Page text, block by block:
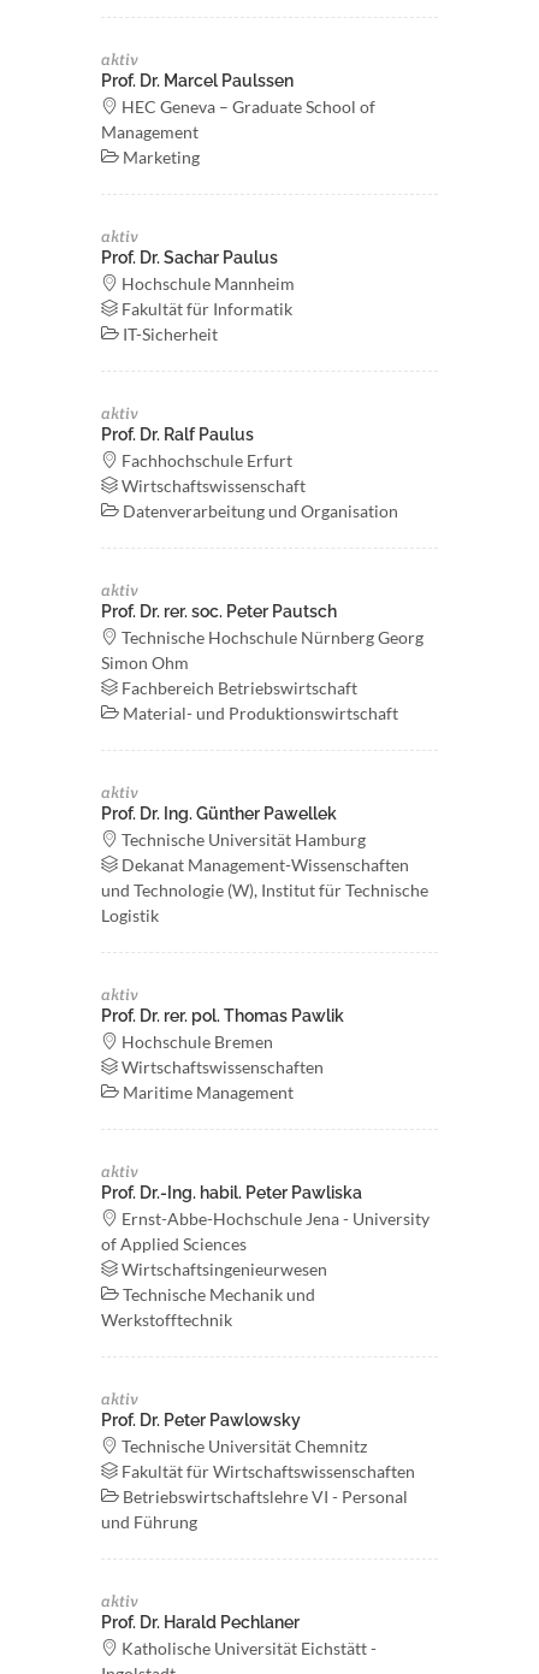
aktiv
Prof. Dr. Marcel Paulssen
HEC Geneva – Graduate School of
Management
Marketing
aktiv
Prof. Dr. Sachar Paulus
Hochschule Mannheim
Fakultät für Informatik
IT-Sicherheit
aktiv
Prof. Dr. Ralf Paulus
Fachhochschule Erfurt
Wirtschaftswissenschaft
Datenverarbeitung und Organisation
aktiv
Prof. Dr. rer. soc. Peter Pautsch
Technische Hochschule Nürnberg Georg
Simon Ohm
Fachbereich Betriebswirtschaft
Material- und Produktionswirtschaft
aktiv
Prof. Dr. Ing. Günther Pawellek
Technische Universität Hamburg
Dekanat Management-Wissenschaften
und Technologie (W), Institut für Technische
Logistik
aktiv
Prof. Dr. rer. pol. Thomas Pawlik
Hochschule Bremen
Wirtschaftswissenschaften
Maritime Management
aktiv
Prof. Dr.-Ing. habil. Peter Pawliska
Ernst-Abbe-Hochschule Jena - University
of Applied Sciences
Wirtschaftsingenieurwesen
Technische Mechanik und
Werkstofftechnik
aktiv
Prof. Dr. Peter Pawlowsky
Technische Universität Chemnitz
Fakultät für Wirtschaftswissenschaften
Betriebswirtschaftslehre VI - Personal
und Führung
aktiv
Prof. Dr. Harald Pechlaner
Katholische Universität Eichstätt -